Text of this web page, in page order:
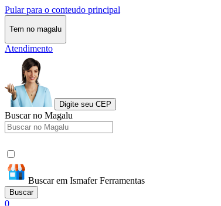
Pular para o conteudo principal
Tem no magalu
Atendimento
Digite seu CEP
Buscar no Magalu
Buscar em Ismafer Ferramentas
Buscar
0